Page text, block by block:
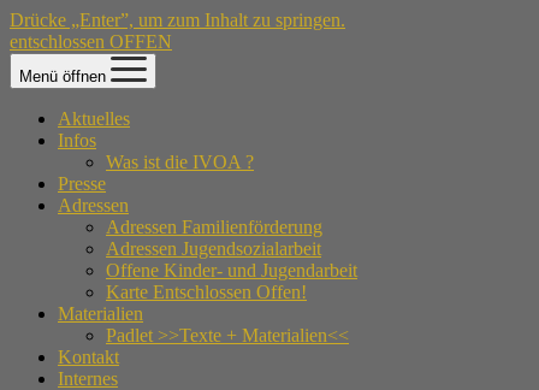
Drücke „Enter”, um zum Inhalt zu springen.
entschlossen OFFEN
Menü öffnen
Aktuelles
Infos
Was ist die IVOA ?
Presse
Adressen
Adressen Familienförderung
Adressen Jugendsozialarbeit
Offene Kinder- und Jugendarbeit
Karte Entschlossen Offen!
Materialien
Padlet >>Texte + Materialien<<
Kontakt
Internes